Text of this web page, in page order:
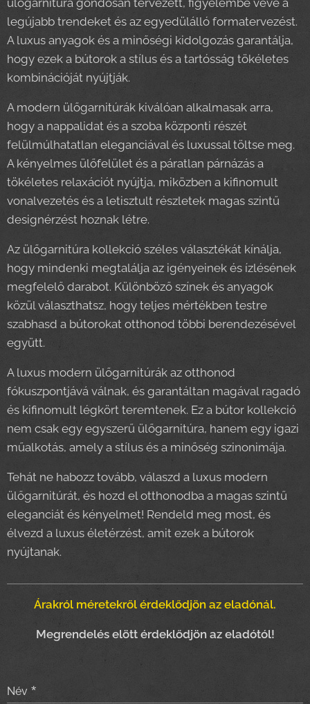
ülőgarnitúra gondosan tervezett, figyelembe véve a
legújabb trendeket és az egyedülálló formatervezést.
A luxus anyagok és a minőségi kidolgozás garantálja,
hogy ezek a bútorok a stílus és a tartósság tökéletes
kombinációját nyújtják.
A modern ülőgarnitúrák kiválóan alkalmasak arra,
hogy a nappalidat és a szoba központi részét
felülmúlhatatlan eleganciával és luxussal töltse meg.
A kényelmes ülőfelület és a páratlan párnázás a
tökéletes relaxációt nyújtja, miközben a kifinomult
vonalvezetés és a letisztult részletek magas szintű
designérzést hoznak létre.
Az ülőgarnitúra kollekció széles választékát kínálja,
hogy mindenki megtalálja az igényeinek és ízlésének
megfelelő darabot. Különböző színek és anyagok
közül választhatsz, hogy teljes mértékben testre
szabhasd a bútorokat otthonod többi berendezésével
együtt.
A luxus modern ülőgarnitúrák az otthonod
fókuszpontjává válnak, és garantáltan magával ragadó
és kifinomult légkört teremtenek. Ez a bútor kollekció
nem csak egy egyszerű ülőgarnitúra, hanem egy igazi
műalkotás, amely a stílus és a minőség szinonimája.
Tehát ne habozz tovább, válaszd a luxus modern
ülőgarnitúrát, és hozd el otthonodba a magas szintű
eleganciát és kényelmet! Rendeld meg most, és
élvezd a luxus életérzést, amit ezek a bútorok
nyújtanak.
Árakról méretekről érdeklődjön az eladónál.
Megrendelés elött érdeklődjön az eladótól!
Név